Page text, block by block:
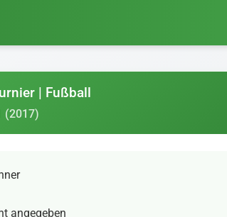
| Fußball
(2017)
angegeben